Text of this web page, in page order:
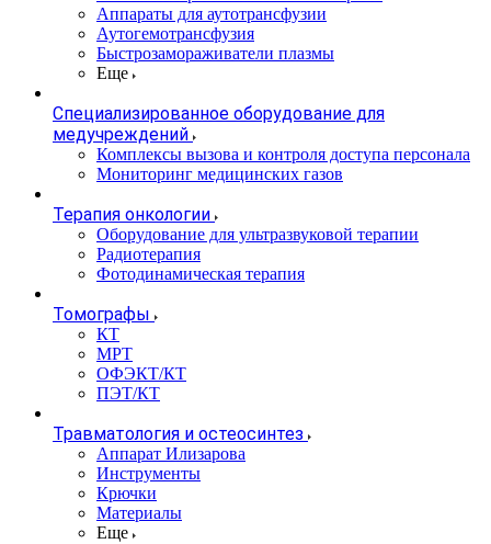
Аппараты для аутотрансфузии
Аутогемотрансфузия
Быстрозамораживатели плазмы
Еще
Специализированное оборудование для
медучреждений
Комплексы вызова и контроля доступа персонала
Мониторинг медицинских газов
Терапия онкологии
Оборудование для ультразвуковой терапии
Радиотерапия
Фотодинамическая терапия
Томографы
КТ
МРТ
ОФЭКТ/КТ
ПЭТ/КТ
Травматология и остеосинтез
Аппарат Илизарова
Инструменты
Крючки
Материалы
Еще